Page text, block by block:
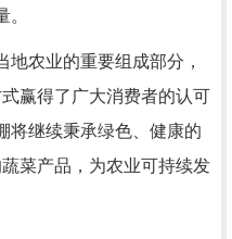
农业的重要组成部分，
赢得了广大消费者的认可
将继续秉承绿色、健康的
菜产品，为农业可持续发